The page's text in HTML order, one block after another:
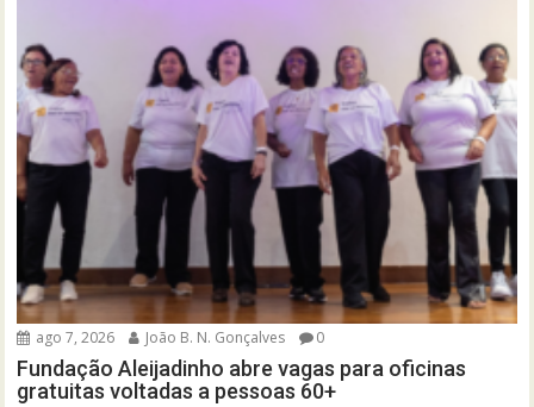
ago 7, 2026 João B. N. Gonçalves 0
Fundação Aleijadinho abre vagas para oficinas
gratuitas voltadas a pessoas 60+